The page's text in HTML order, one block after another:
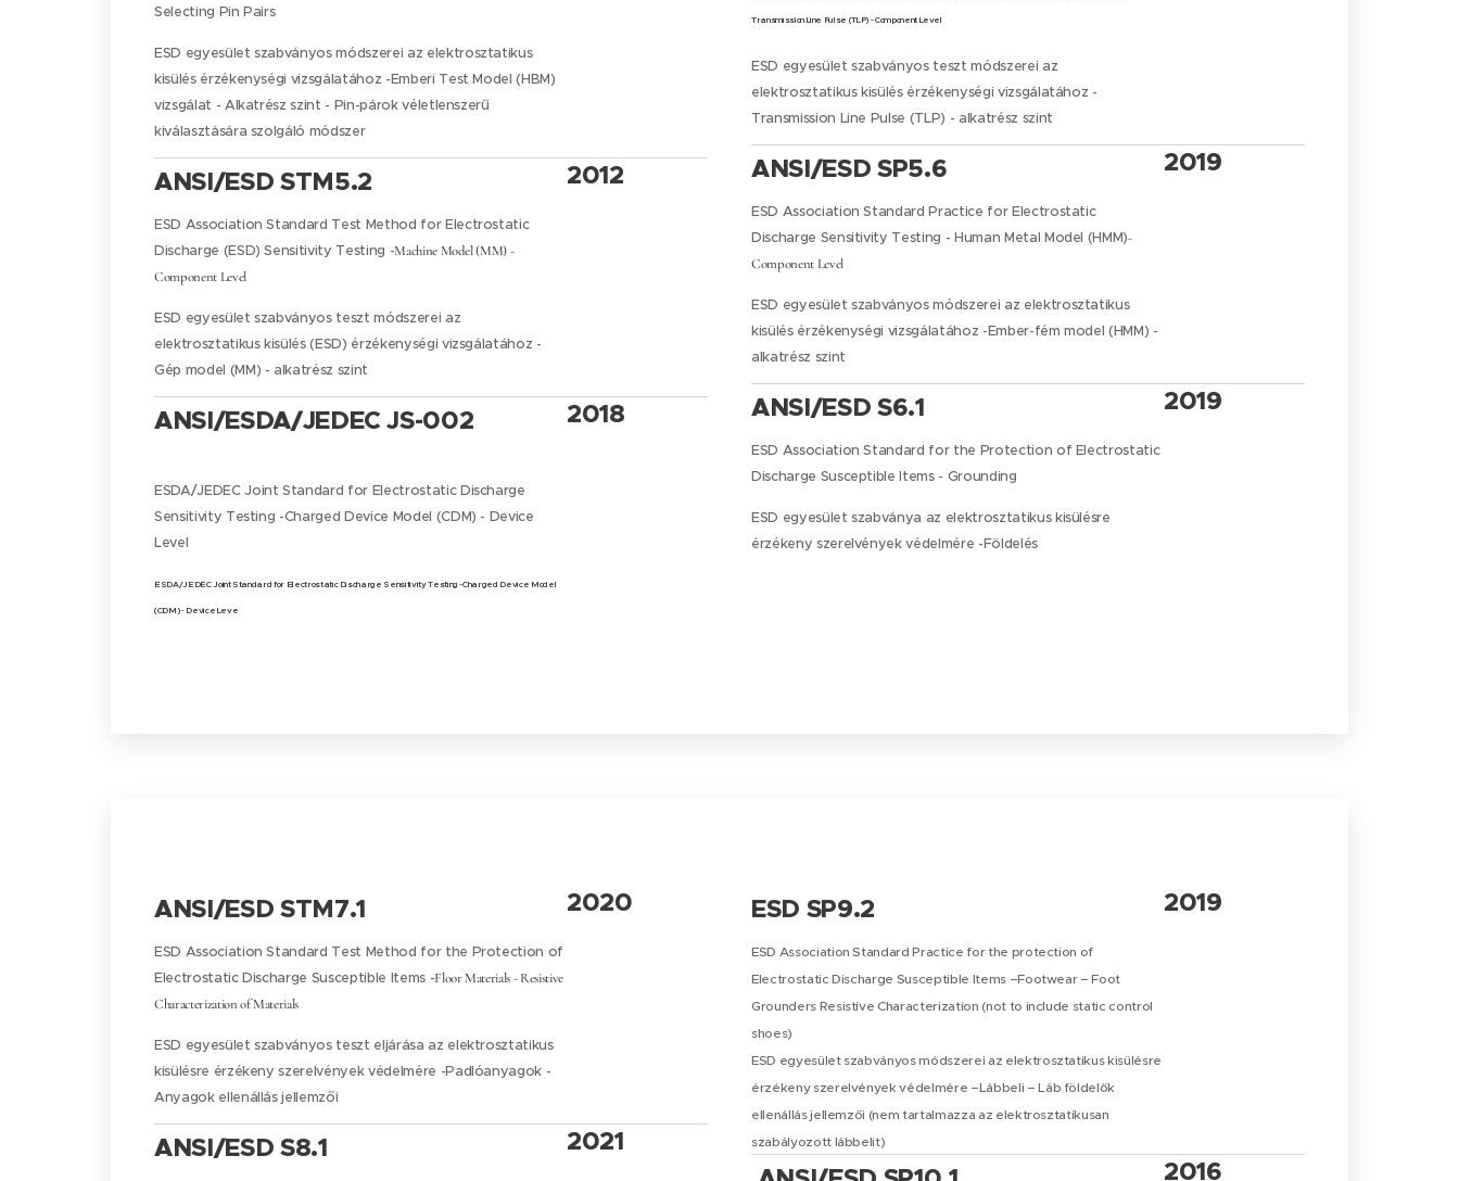
Selecting Pin Pairs
ESD egyesület szabványos módszerei az elektrosztatikus
kisülés érzékenységi vizsgálatához -Emberi Test Model (HBM)
vizsgálat - Alkatrész szint - Pin-párok véletlenszerű
kiválasztására szolgáló módszer
ANSI/ESD STM5.2
ESD Association Standard Test Method for Electrostatic
Discharge (ESD) Sensitivity Testing -Machine Model (MM) -
Component Level
ESD egyesület szabványos teszt módszerei az
elektrosztatikus kisülés (ESD) érzékenységi vizsgálatához -
Gép model (MM) - alkatrész szint
2012
ANSI/ESDA/JEDEC JS-002
ESDA/JEDEC Joint Standard for Electrostatic Discharge
Sensitivity Testing -Charged Device Model (CDM) - Device
Level
ESDA/JEDEC Joint Standard for Electrostatic Discharge Sensitivity Testing -Charged Device Model
(CDM) - Device Leve
2018
Transmission Line Pulse (TLP) - Component Level
ESD egyesület szabványos teszt módszerei az
elektrosztatikus kisülés érzékenységi vizsgálatához -
Transmission Line Pulse (TLP) - alkatrész szint
ANSI/ESD SP5.6
ESD Association Standard Practice for Electrostatic
Discharge Sensitivity Testing - Human Metal Model (HMM)-
Component Level
ESD egyesület szabványos módszerei az elektrosztatikus
kisülés érzékenységi vizsgálatához -Ember-fém model (HMM) -
alkatrész szint
2019
ANSI/ESD S6.1
ESD Association Standard for the Protection of Electrostatic
Discharge Susceptible Items - Grounding
ESD egyesület szabványa az elektrosztatikus kisülésre
érzékeny szerelvények védelmére -Földelés
2019
ANSI/ESD STM7.1
ESD Association Standard Test Method for the Protection of
Electrostatic Discharge Susceptible Items -Floor Materials - Resistive
Characterization of Materials
ESD egyesület szabványos teszt eljárása az elektrosztatikus
kisülésre érzékeny szerelvények védelmére -Padlóanyagok -
Anyagok ellenállás jellemzői
2020
ANSI/ESD S8.1 2021
ESD SP9.2
ESD Association Standard Practice for the protection of
Electrostatic Discharge Susceptible Items –Footwear – Foot
Grounders Resistive Characterization (not to include static control
shoes)
ESD egyesület szabványos módszerei az elektrosztatikus kisülésre
érzékeny szerelvények védelmére –Lábbeli – Láb földelők
ellenállás jellemzői (nem tartalmazza az elektrosztatikusan
szabályozott lábbelit)
2019
2016